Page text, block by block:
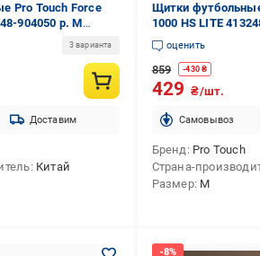
Pro Touch Force
904050 р. M
3 варианта
Доставим
Китай
Щитки
1000 HS LITE
черный
оценить
859 -430 ₴
429 ₴/шт.
Cамовывоз
Бренд Pro Touch
Страна-
Размер M